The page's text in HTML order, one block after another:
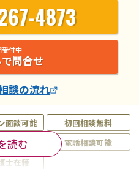
面談可能
初回相談無料
話可能
電話相談可能
士在籍
読む
4873
受付中
問合せ
談の流れ